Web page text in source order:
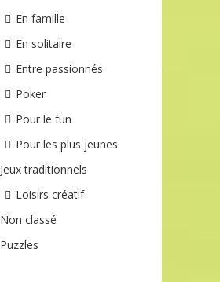
En famille
En solitaire
Entre passionnés
Poker
Pour le fun
Pour les plus jeunes
Jeux traditionnels
Loisirs créatif
Non classé
Puzzles